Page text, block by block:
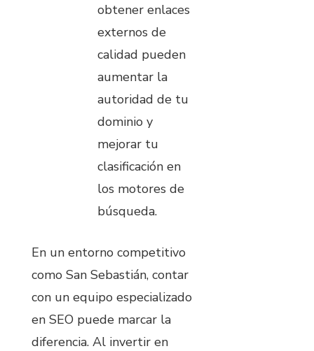
obtener enlaces
externos de
calidad pueden
aumentar la
autoridad de tu
dominio y
mejorar tu
clasificación en
los motores de
búsqueda.
En un entorno competitivo
como San Sebastián, contar
con un equipo especializado
en SEO puede marcar la
diferencia. Al invertir en